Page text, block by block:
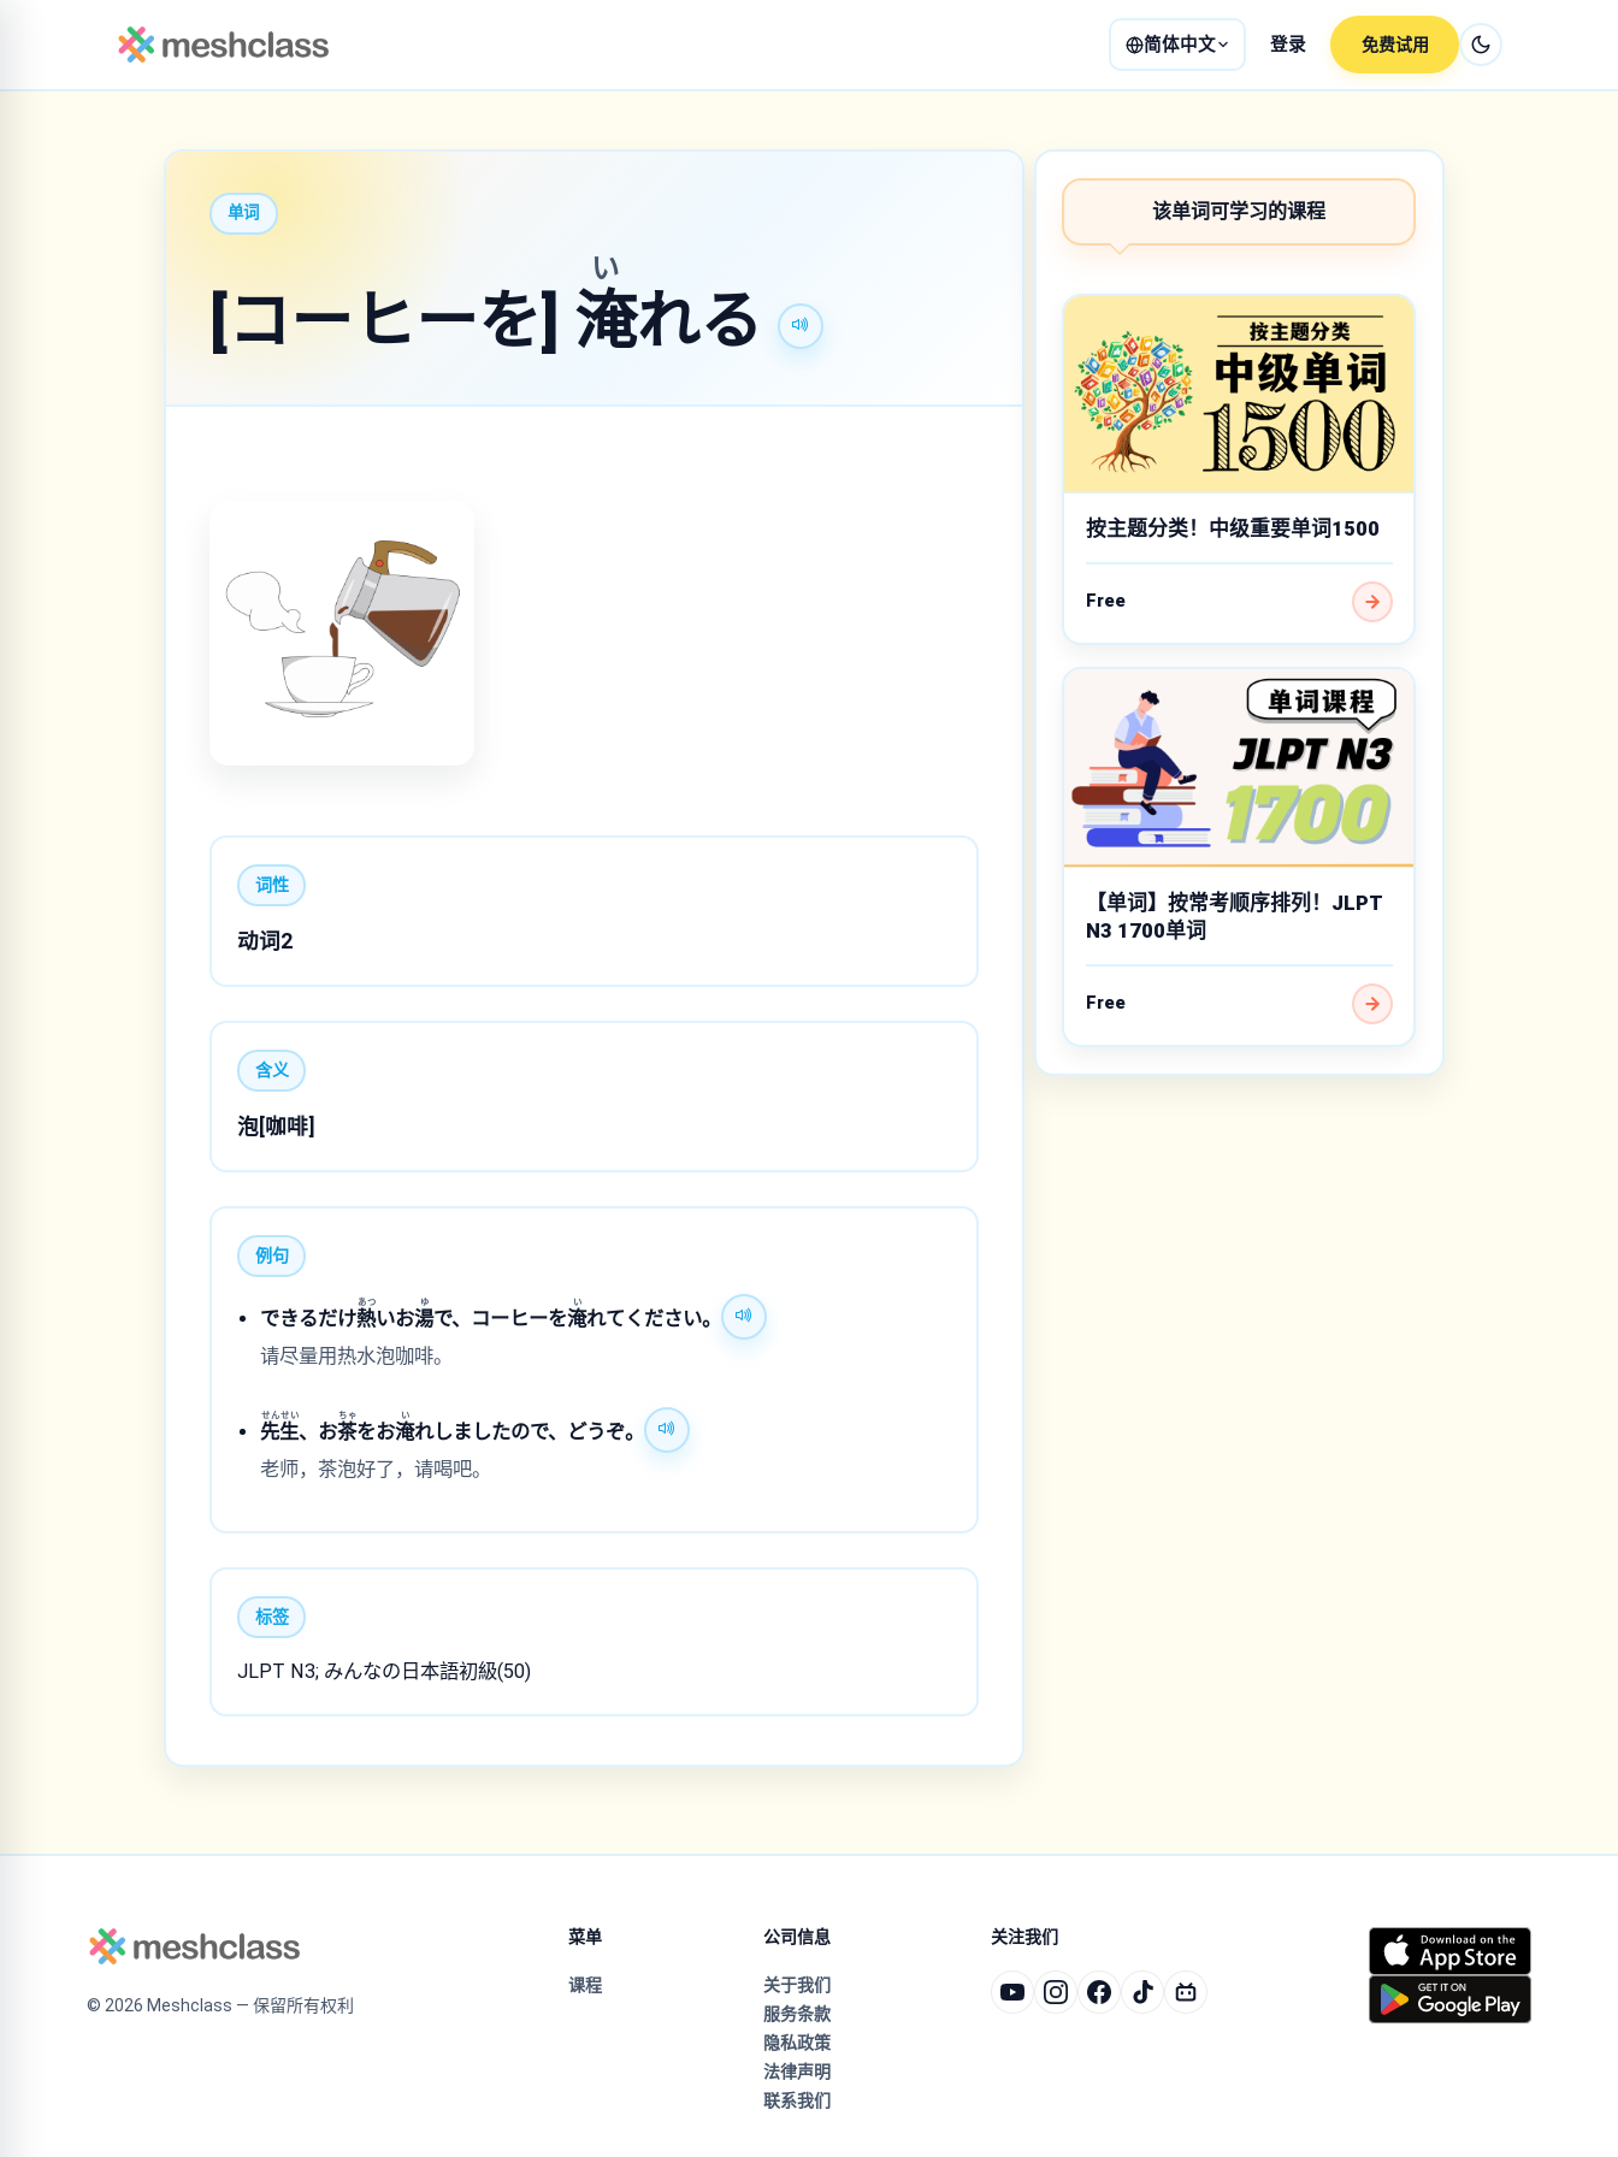
简体中文 登录 免费试用
单词
[コーヒーを] 淹
い
れる
词性
动词2
含义
泡[咖啡]
例句
できるだけ熱
あつ
いお湯
ゆ
で、コーヒーを淹
い
れてください。
请尽量用热水泡咖啡。
先生
せんせい
、お茶
ちゃ
をお淹
い
れしましたので、どうぞ。
老师，茶泡好了，请喝吧。
标签
JLPT N3; みんなの日本語初級(50)
该单词可学习的课程
按主题分类！中级重要单词1500
Free
【单词】按常考顺序排列！JLPT
N3 1700单词
Free
© 2026 Meshclass — 保留所有权利
菜单
课程
公司信息
关于我们
服务条款
隐私政策
法律声明
联系我们
关注我们